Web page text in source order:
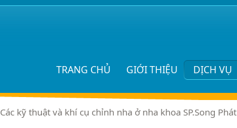
TRANG CHỦ GIỚI THIỆU DỊCH VỤ
Các kỹ thuật và khí cụ chỉnh nha ở nha khoa SP.Song Phát